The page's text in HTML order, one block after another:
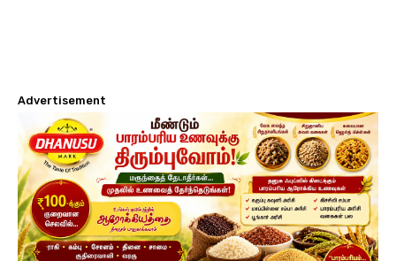
Advertisement